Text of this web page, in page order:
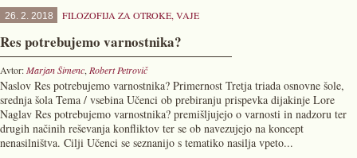
26. 2. 2018 FILOZOFIJA ZA OTROKE, VAJE
Res potrebujemo varnostnika?
Avtor:Marjan Šimenc, Robert Petrovič
Naslov Res potrebujemo varnostnika? Primernost Tretja triada osnovne šole,
srednja šola Tema / vsebina Učenci ob prebiranju prispevka dijakinje Lore
Naglav Res potrebujemo varnostnika? premišljujejo o varnosti in nadzoru ter
drugih načinih reševanja konfliktov ter se ob navezujejo na koncept
nenasilništva. Cilji Učenci se seznanijo s tematiko nasilja vpeto...